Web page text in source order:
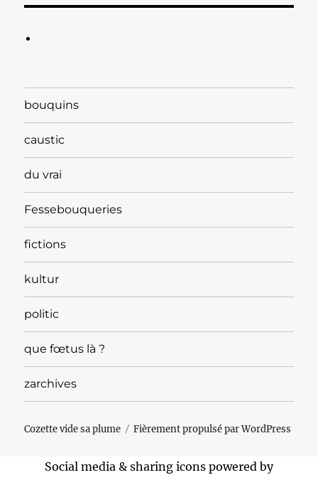
bouquins
caustic
du vrai
Fessebouqueries
fictions
kultur
politic
que fœtus là ?
zarchives
Cozette vide sa plume Fièrement propulsé par WordPress
Social media & sharing icons powered by